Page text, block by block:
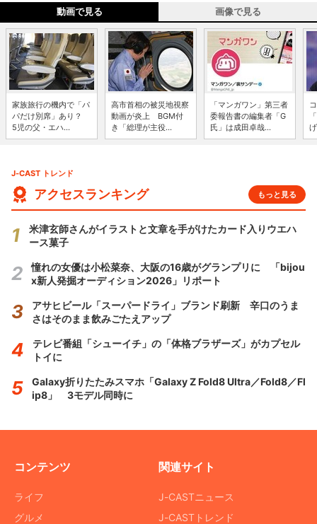
動画で見る 画像で見る
家族旅行の機内で「パ
パだけ別席」あり？
5児の父・エハ...
高市首相の被災地視察
動画が炎上 BGM付
き「総理が主役...
「マンガワン」第三者
委報告書の編集者「G
氏」は成田卓哉...
J-CAST トレンド
アクセスランキング もっと見る
米津玄師さんがイラストと文章を手がけたカード入りウエハ
ース菓子
憧れの女優は小松菜奈、大阪の16歳がグランプリに 「bijou
x新人発掘オーディション2026」リポート
アサヒビール「スーパードライ」ブランド刷新 辛口のうま
さはそのまま飲みごたえアップ
テレビ番組「シューイチ」の「体格ブラザーズ」がカプセル
トイに
Galaxy折りたたみスマホ「Galaxy Z Fold8 Ultra／Fold8／Fl
ip8」 3モデル同時に
コンテンツ
ライフ
グルメ
関連サイト
J-CASTニュース
J-CASTトレンド